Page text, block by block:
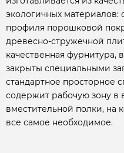
экологичных материалов:
профиля порошковой
древесно-стружечной
качественная фурнитура,
закрыты специальными
стандартное просторное
содержит рабочую зону в
вместительной полки, на
все самое необходимое.